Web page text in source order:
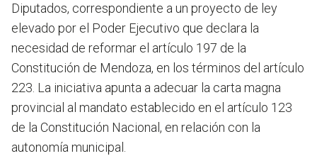
Diputados, correspondiente a un proyecto de ley
elevado por el Poder Ejecutivo que declara la
necesidad de reformar el artículo 197 de la
Constitución de Mendoza, en los términos del artículo
223. La iniciativa apunta a adecuar la carta magna
provincial al mandato establecido en el artículo 123
de la Constitución Nacional, en relación con la
autonomía municipal.